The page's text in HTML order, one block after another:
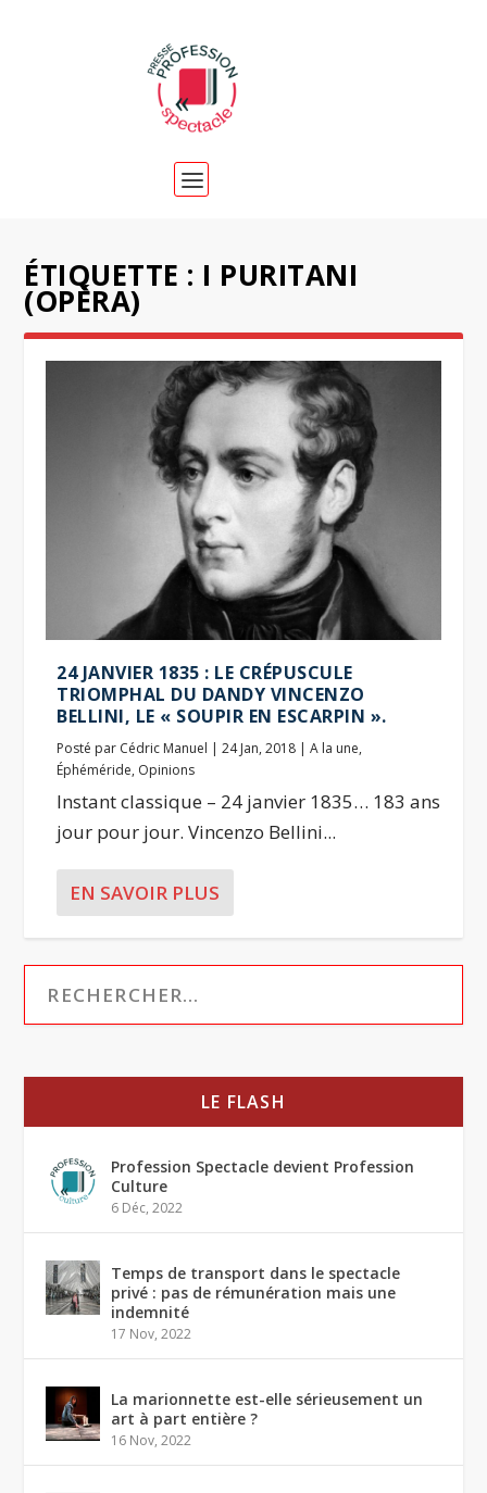
ÉTIQUETTE : I PURITANI
(OPÉRA)
24 JANVIER 1835 : LE CRÉPUSCULE
TRIOMPHAL DU DANDY VINCENZO
BELLINI, LE « SOUPIR EN ESCARPIN ».
Posté par Cédric Manuel |24 Jan, 2018 |A la une,
Éphéméride, Opinions
Instant classique – 24 janvier 1835… 183 ans
jour pour jour. Vincenzo Bellini...
EN SAVOIR PLUS
LE FLASH
Profession Spectacle devient Profession
Culture
6 Déc, 2022
Temps de transport dans le spectacle
privé : pas de rémunération mais une
indemnité
17 Nov, 2022
La marionnette est-elle sérieusement un
art à part entière ?
16 Nov, 2022